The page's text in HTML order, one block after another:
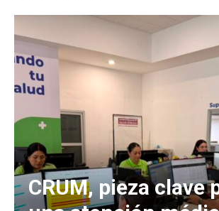
CRUM, pieza clave